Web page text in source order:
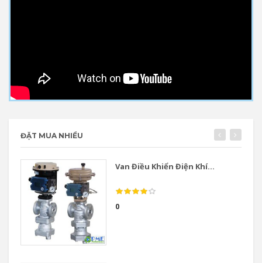
ĐẶT MUA NHIỀU
Van Điều Khiển Điện Khí...
0